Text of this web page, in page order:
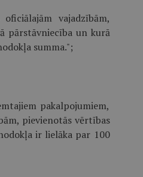
vajadzībām,
pārstāvniecība un kurā
summa.";
pakalpojumiem,
pievienotās vērtības
ir lielāka par 100